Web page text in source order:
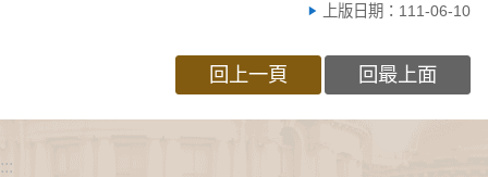
上版日期：111-06-10
回上一頁 回最上面
:::